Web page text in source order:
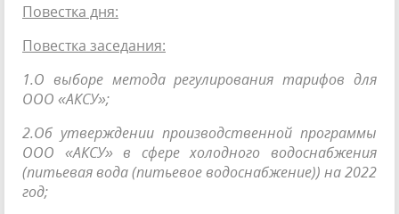
Повестка дня:
Повестка заседания:
1.О выборе метода регулирования тарифов для
ООО «АКСУ»;
2.Об утверждении производственной программы
ООО «АКСУ» в сфере холодного водоснабжения
(питьевая вода (питьевое водоснабжение)) на 2022
год;